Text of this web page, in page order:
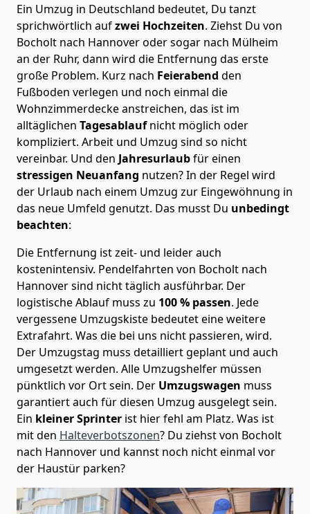
Ein Umzug in Deutschland bedeutet, Du tanzt
sprichwörtlich aufzwei Hochzeiten. Ziehst Du von
Bocholt nach Hannover oder sogar nach Mülheim
an der Ruhr, dann wird die Entfernung das erste
große Problem. Kurz nach Feierabend den
Fußboden verlegen und noch einmal die
Wohnzimmerdecke anstreichen, das ist im
alltäglichen Tagesablaufnicht möglich oder
kompliziert. Arbeit und Umzug sind so nicht
vereinbar. Und den Jahresurlaubfür einen
stressigen Neuanfang nutzen? In der Regel wird
der Urlaub nach einem Umzug zur Eingewöhnung in
das neue Umfeld genutzt. Das musst Du unbedingt
beachten:
Die Entfernung ist zeit- und leider auch
kostenintensiv. Pendelfahrten von Bocholt nach
Hannover sind nicht täglich ausführbar. Der
logistische Ablauf muss zu 100 % passen. Jede
vergessene Umzugskiste bedeutet eine weitere
Extrafahrt. Was die bei uns nicht passieren, wird.
Der Umzugstag muss detailliert geplant und auch
umgesetzt werden. Alle Umzugshelfer müssen
pünktlich vor Ort sein. Der Umzugswagen muss
garantiert auch für diesen Umzug ausgelegt sein.
Ein kleiner Sprinter ist hier fehl am Platz. Was ist
mit den Halteverbotszonen? Du ziehst von Bocholt
nach Hannover und kannst noch nicht einmal vor
der Haustür parken?